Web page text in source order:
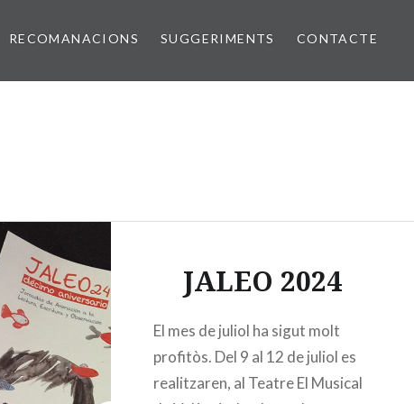
RECOMANACIONS SUGGERIMENTS CONTACTE
JALEO 2024
El mes de juliol ha sigut molt
profitòs. Del 9 al 12 de juliol es
realitzaren, al Teatre El Musical